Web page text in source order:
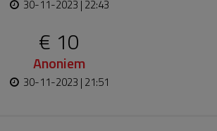
30-11-2023 | 22:43
€ 10
Anoniem
30-11-2023 | 21:51